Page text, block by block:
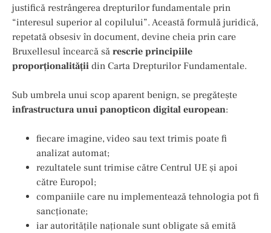
justifică restrângerea drepturilor fundamentale prin
“interesul superior al copilului”. Această formulă juridică,
repetată obsesiv în document, devine cheia prin care
Bruxellesul încearcă să rescrie principiile
proporționalității din Carta Drepturilor Fundamentale.
Sub umbrela unui scop aparent benign, se pregătește
infrastructura unui panopticon digital european:
fiecare imagine, video sau text trimis poate fi
analizat automat;
rezultatele sunt trimise către Centrul UE și apoi
către Europol;
companiile care nu implementează tehnologia pot fi
sancționate;
iar autoritățile naționale sunt obligate să emită